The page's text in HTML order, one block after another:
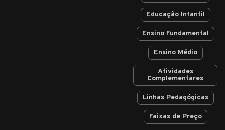
Educação Infantil
Ensino Fundamental
Ensino Médio
Atividades
Complementares
Linhas Pedagógicas
Faixas de Preço